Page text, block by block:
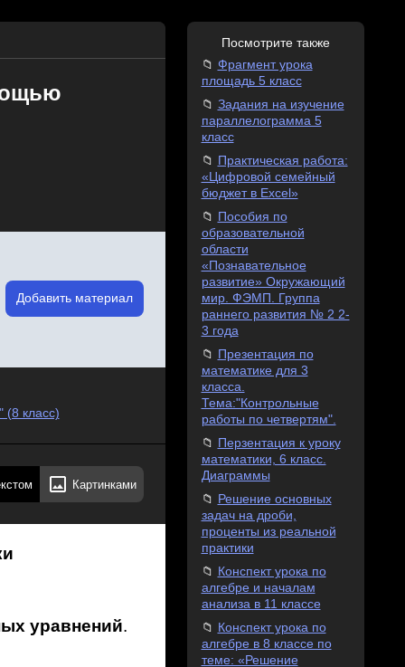
Добавить материал
(8 класс)
Картинками
уравнений.
Посмотрите также
Фрагмент урока
площадь 5 класс
Задания на изучение
параллелограмма 5
класс
Практическая работа:
«Цифровой семейный
бюджет в Excel»
Пособия по
образовательной
области
«Познавательное
развитие» Окружающий
мир. ФЭМП. Группа
раннего развития № 2 2-
3 года
Презентация по
математике для 3
класса.
Тема:"Контрольные
работы по четвертям".
Перзентация к уроку
математики, 6 класс.
Диаграммы
Решение основных
задач на дроби,
проценты из реальной
практики
Конспект урока по
алгебре и началам
анализа в 11 классе
Конспект урока по
алгебре в 8 классе по
теме: «Решение